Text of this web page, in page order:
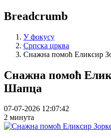
Breadcrumb
У фокусу
Српска црква
Снажна помоћ Еликсир
Снажна помоћ
Шапца
07-07-2026 12:07:42
2 минута